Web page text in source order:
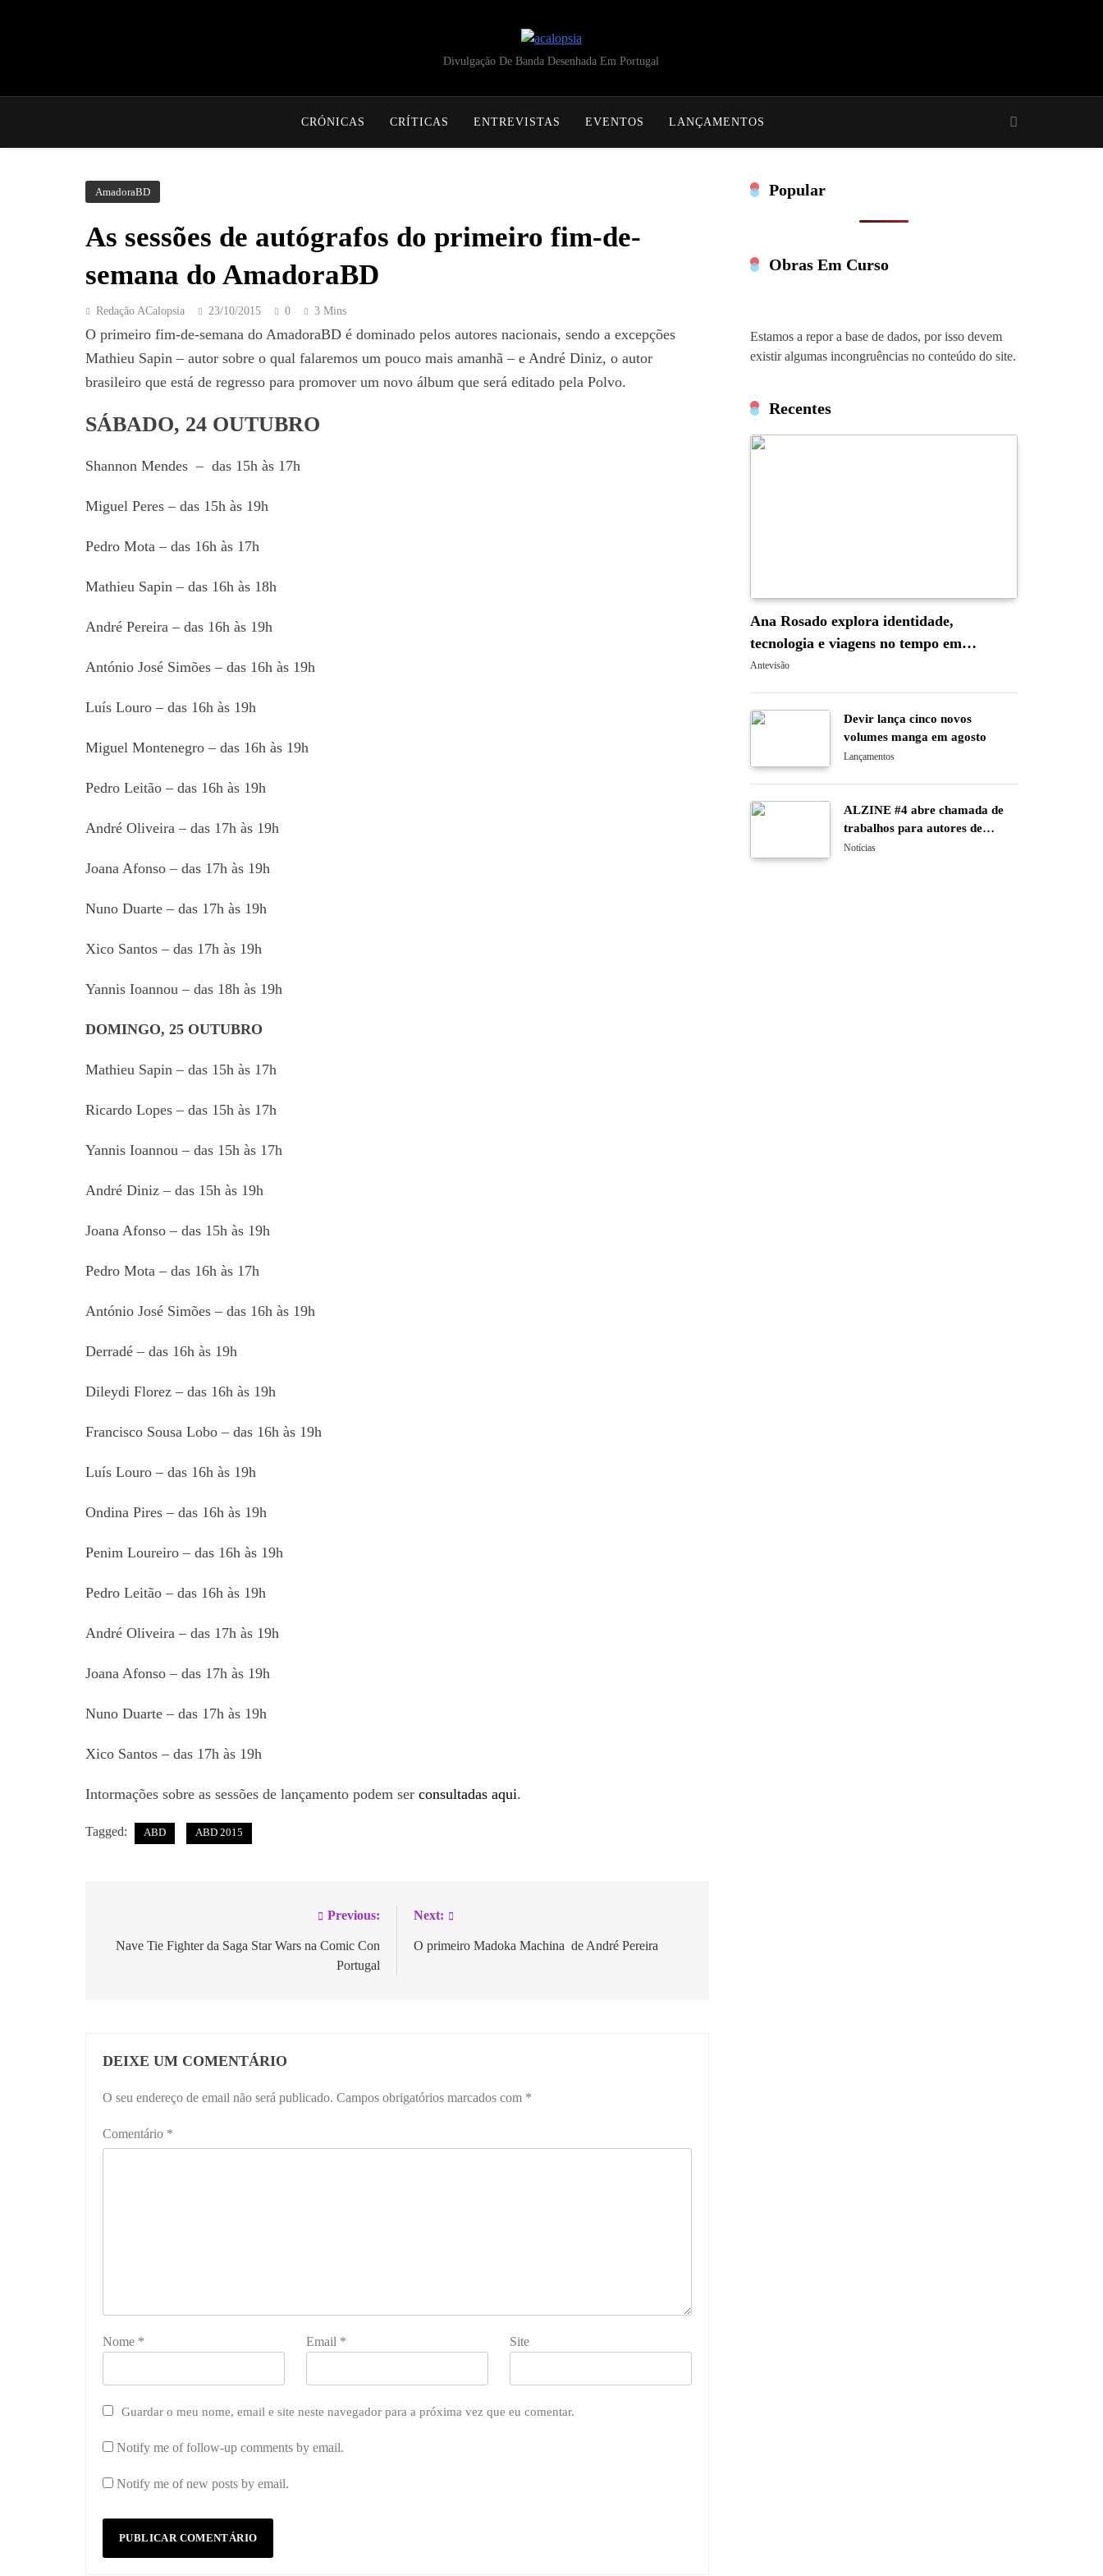
acalopsiaDivulgação De Banda Desenhada Em Portugal
CRÓNICAS CRÍTICAS ENTREVISTAS EVENTOS LANÇAMENTOS
AmadoraBD
As sessões de autógrafos do primeiro fim-de-
semana do AmadoraBD
Redação ACalopsia 23/10/2015 0 3 Mins
O primeiro fim-de-semana do AmadoraBD é dominado pelos autores nacionais, sendo a excepções
Mathieu Sapin – autor sobre o qual falaremos um pouco mais amanhã – e André Diniz, o autor
brasileiro que está de regresso para promover um novo álbum que será editado pela Polvo.
SÁBADO, 24 OUTUBRO
Shannon Mendes – das 15h às 17h
Miguel Peres – das 15h às 19h
Pedro Mota – das 16h às 17h
Mathieu Sapin – das 16h às 18h
André Pereira – das 16h às 19h
António José Simões – das 16h às 19h
Luís Louro – das 16h às 19h
Miguel Montenegro – das 16h às 19h
Pedro Leitão – das 16h às 19h
André Oliveira – das 17h às 19h
Joana Afonso – das 17h às 19h
Nuno Duarte – das 17h às 19h
Xico Santos – das 17h às 19h
Yannis Ioannou – das 18h às 19h
DOMINGO, 25 OUTUBRO
Mathieu Sapin – das 15h às 17h
Ricardo Lopes – das 15h às 17h
Yannis Ioannou – das 15h às 17h
André Diniz – das 15h às 19h
Joana Afonso – das 15h às 19h
Pedro Mota – das 16h às 17h
António José Simões – das 16h às 19h
Derradé – das 16h às 19h
Dileydi Florez – das 16h às 19h
Francisco Sousa Lobo – das 16h às 19h
Luís Louro – das 16h às 19h
Ondina Pires – das 16h às 19h
Penim Loureiro – das 16h às 19h
Pedro Leitão – das 16h às 19h
André Oliveira – das 17h às 19h
Joana Afonso – das 17h às 19h
Nuno Duarte – das 17h às 19h
Xico Santos – das 17h às 19h
Intormações sobre as sessões de lançamento podem ser consultadas aqui.
Tagged: ABD ABD 2015
Previous:
Nave Tie Fighter da Saga Star Wars na Comic Con
Portugal
Next:
O primeiro Madoka Machina de André Pereira
DEIXE UM COMENTÁRIO
O seu endereço de email não será publicado. Campos obrigatórios marcados com *
Comentário *
Nome * Email * Site
Guardar o meu nome, email e site neste navegador para a próxima vez que eu comentar.
Notify me of follow-up comments by email.
Notify me of new posts by email.
Popular
Obras Em Curso
Estamos a repor a base de dados, por isso devem
existir algumas incongruências no conteúdo do site.
Recentes
Ana Rosado explora identidade,
tecnologia e viagens no tempo em
“Occam’s Blade: A Navalha de Occam”
Antevisão
Devir lança cinco novos
volumes manga em agosto
Lançamentos
ALZINE #4 abre chamada de
trabalhos para autores de
banda desenhada e ilustração
Notícias